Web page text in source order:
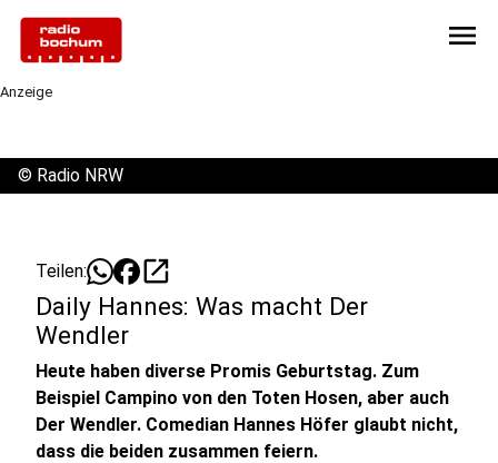
menu
Anzeige
© Radio NRW
Teilen: open_in_new
Daily Hannes: Was macht Der
Wendler
Heute haben diverse Promis Geburtstag. Zum
Beispiel Campino von den Toten Hosen, aber auch
Der Wendler. Comedian Hannes Höfer glaubt nicht,
dass die beiden zusammen feiern.